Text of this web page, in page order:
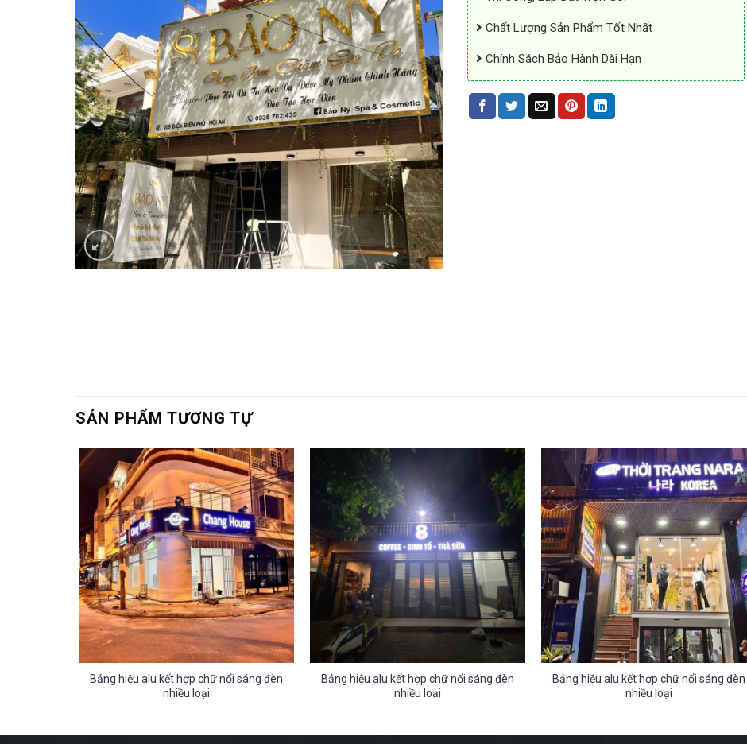
Chất Lượng Sản Phẩm Tốt Nhất
Chính Sách Bảo Hành Dài Hạn
SẢN PHẨM TƯƠNG TỰ
Bảng hiệu alu kết hợp chữ nổi sáng đèn
nhiều loại
Bảng hiệu alu kết hợp chữ nổi sáng đèn
nhiều loại
Bảng hiệu alu kết hợp chữ nổi sáng đèn
nhiều loại